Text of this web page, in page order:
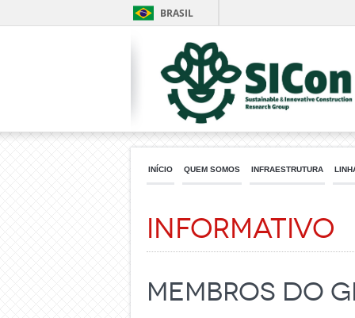
BRASIL
INÍCIO QUEM SOMOS INFRAESTRUTURA
Informativo
Membros do